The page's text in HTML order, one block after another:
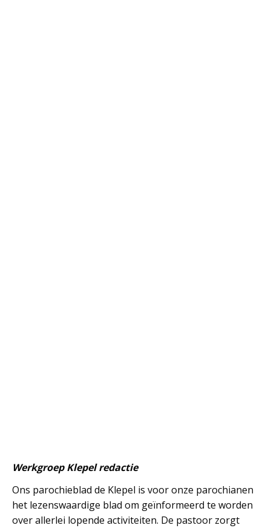
Werkgroep Klepel redactie
Ons parochieblad de Klepel is voor onze parochianen
het lezenswaardige blad om geïnformeerd te worden
over allerlei lopende activiteiten. De pastoor zorgt